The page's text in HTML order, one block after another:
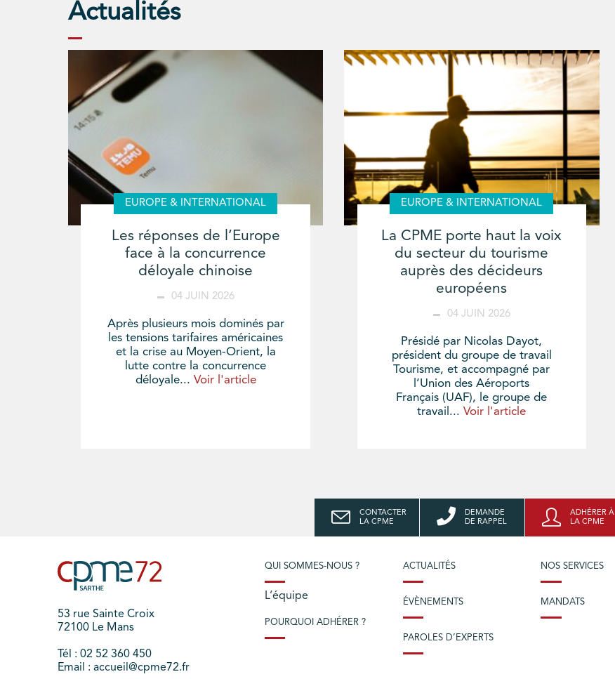
Actualités
EUROPE & INTERNATIONAL
Les réponses de l’Europe
face à la concurrence
déloyale chinoise
04 JUIN 2026
Après plusieurs mois dominés par
les tensions tarifaires américaines
et la crise au Moyen-Orient, la
lutte contre la concurrence
déloyale... Voir l'article
EUROPE & INTERNATIONAL
La CPME porte haut la voix
du secteur du tourisme
auprès des décideurs
européens
04 JUIN 2026
Présidé par Nicolas Dayot,
président du groupe de travail
Tourisme, et accompagné par
l’Union des Aéroports
Français (UAF), le groupe de
travail...Voir l'article
CONTACTER
LA CPME
DEMANDE
DE RAPPEL
ADHÉRER À
LA CPME
53 rue Sainte Croix
72100 Le Mans
Tél : 02 52 360 450
Email : accueil@cpme72.fr
QUI SOMMES-NOUS ?
L’équipe
POURQUOI ADHÉRER ?
ACTUALITÉS
ÉVÈNEMENTS
PAROLES D’EXPERTS
NOS SERVICES
MANDATS